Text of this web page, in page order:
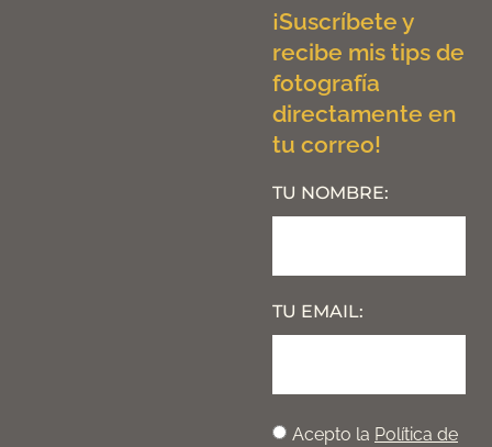
¡Suscríbete y
recibe mis tips de
fotografía
directamente en
tu correo!
TU NOMBRE:
TU EMAIL:
Acepto la Política de